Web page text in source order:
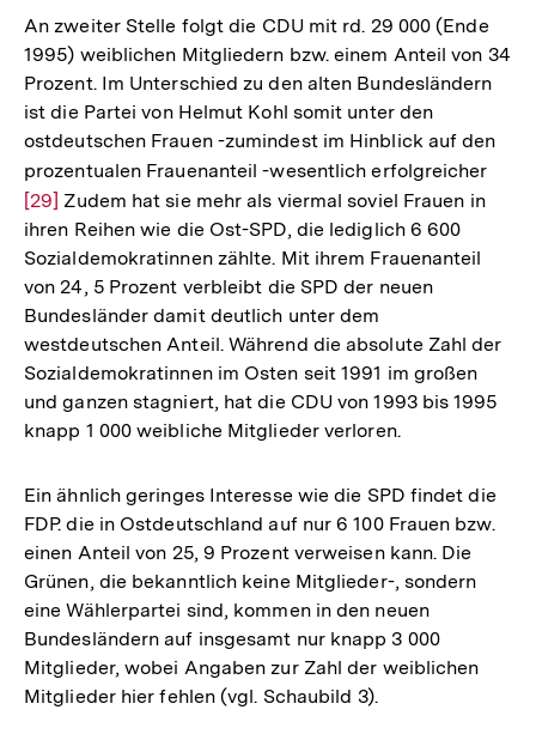
der
Fußnote
An zweiter Stelle folgt die CDU mit rd. 29 000 (Ende
1995) weiblichen Mitgliedern bzw. einem Anteil von 34
Prozent. Im Unterschied zu den alten Bundesländern
ist die Partei von Helmut Kohl somit unter den
ostdeutschen Frauen -zumindest im Hinblick auf den
prozentualen Frauenanteil -wesentlich erfolgreicher
[29] Zudem hat sie mehr als viermal soviel Frauen in
ihren Reihen wie die Ost-SPD, die lediglich 6 600
Sozialdemokratinnen zählte. Mit ihrem Frauenanteil
von 24, 5 Prozent verbleibt die SPD der neuen
Bundesländer damit deutlich unter dem
westdeutschen Anteil. Während die absolute Zahl der
Sozialdemokratinnen im Osten seit 1991 im großen
und ganzen stagniert, hat die CDU von 1993 bis 1995
knapp 1 000 weibliche Mitglieder verloren.
Ein ähnlich geringes Interesse wie die SPD findet die
FDP. die in Ostdeutschland auf nur 6 100 Frauen bzw.
einen Anteil von 25, 9 Prozent verweisen kann. Die
Grünen, die bekanntlich keine Mitglieder-, sondern
eine Wählerpartei sind, kommen in den neuen
Bundesländern auf insgesamt nur knapp 3 000
Mitglieder, wobei Angaben zur Zahl der weiblichen
Mitglieder hier fehlen (vgl. Schaubild 3).